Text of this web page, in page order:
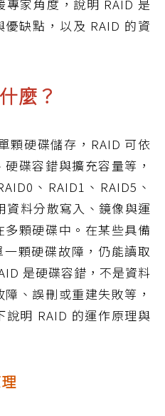
家角度，說明 RAID 是
缺點，以及 RAID 的資
麼？
顆硬碟儲存，RAID 可依
碟容錯與擴充容量等，
、RAID1、RAID5、
資料分散寫入、鏡像與運
顆硬碟中。在某些具備
顆硬碟故障，仍能讀取
是硬碟容錯，不是資料
、誤刪或重建失敗等，
明 RAID 的運作原理與